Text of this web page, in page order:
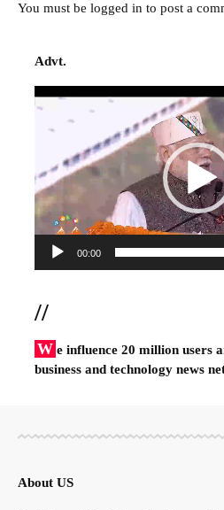
You must be logged in to post a
Advt.
Video
00:00
//
W e influence 20 million users
business and technology news
About US